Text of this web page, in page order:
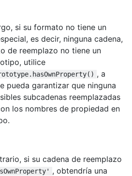
si su formato no tiene un
es decir, ninguna cadena,
de reemplazo no tiene un
utilice
, a
pueda garantizar que ninguna
subcadenas reemplazadas
los nombres de propiedad en
si su cadena de reemplazo
, obtendría una